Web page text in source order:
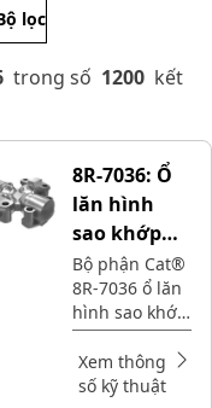
lọc
trong số 1200 kết
8R-7036: Ổ
lăn hình
sao khớp
nối đa năng
Bộ phận Cat®
8R-7036 ổ lăn
hình sao khớp
nối vạn năng
truyền chuyển
động quay
Xem thông
số kỹ thuật